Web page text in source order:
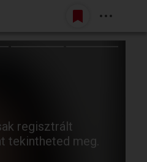
Belépés
regisztrált
tekintheted meg.